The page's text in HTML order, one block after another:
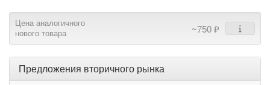
Цена аналогичного
нового товара
~750 ₽
Предложения вторичного рынка